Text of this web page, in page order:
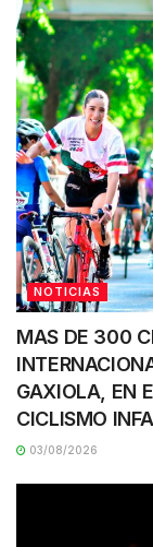
NOTICIAS
MAS DE 300
GAXIOLA, EN
CICLISMO
03/08/2026